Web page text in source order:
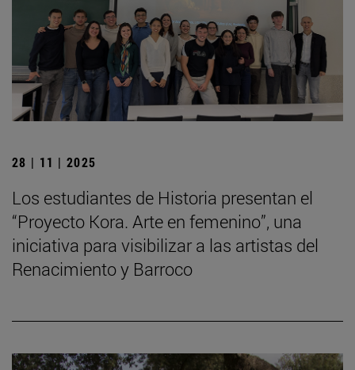
28 | 11 | 2025
Los estudiantes de Historia presentan el
“Proyecto Kora. Arte en femenino”, una
iniciativa para visibilizar a las artistas del
Renacimiento y Barroco